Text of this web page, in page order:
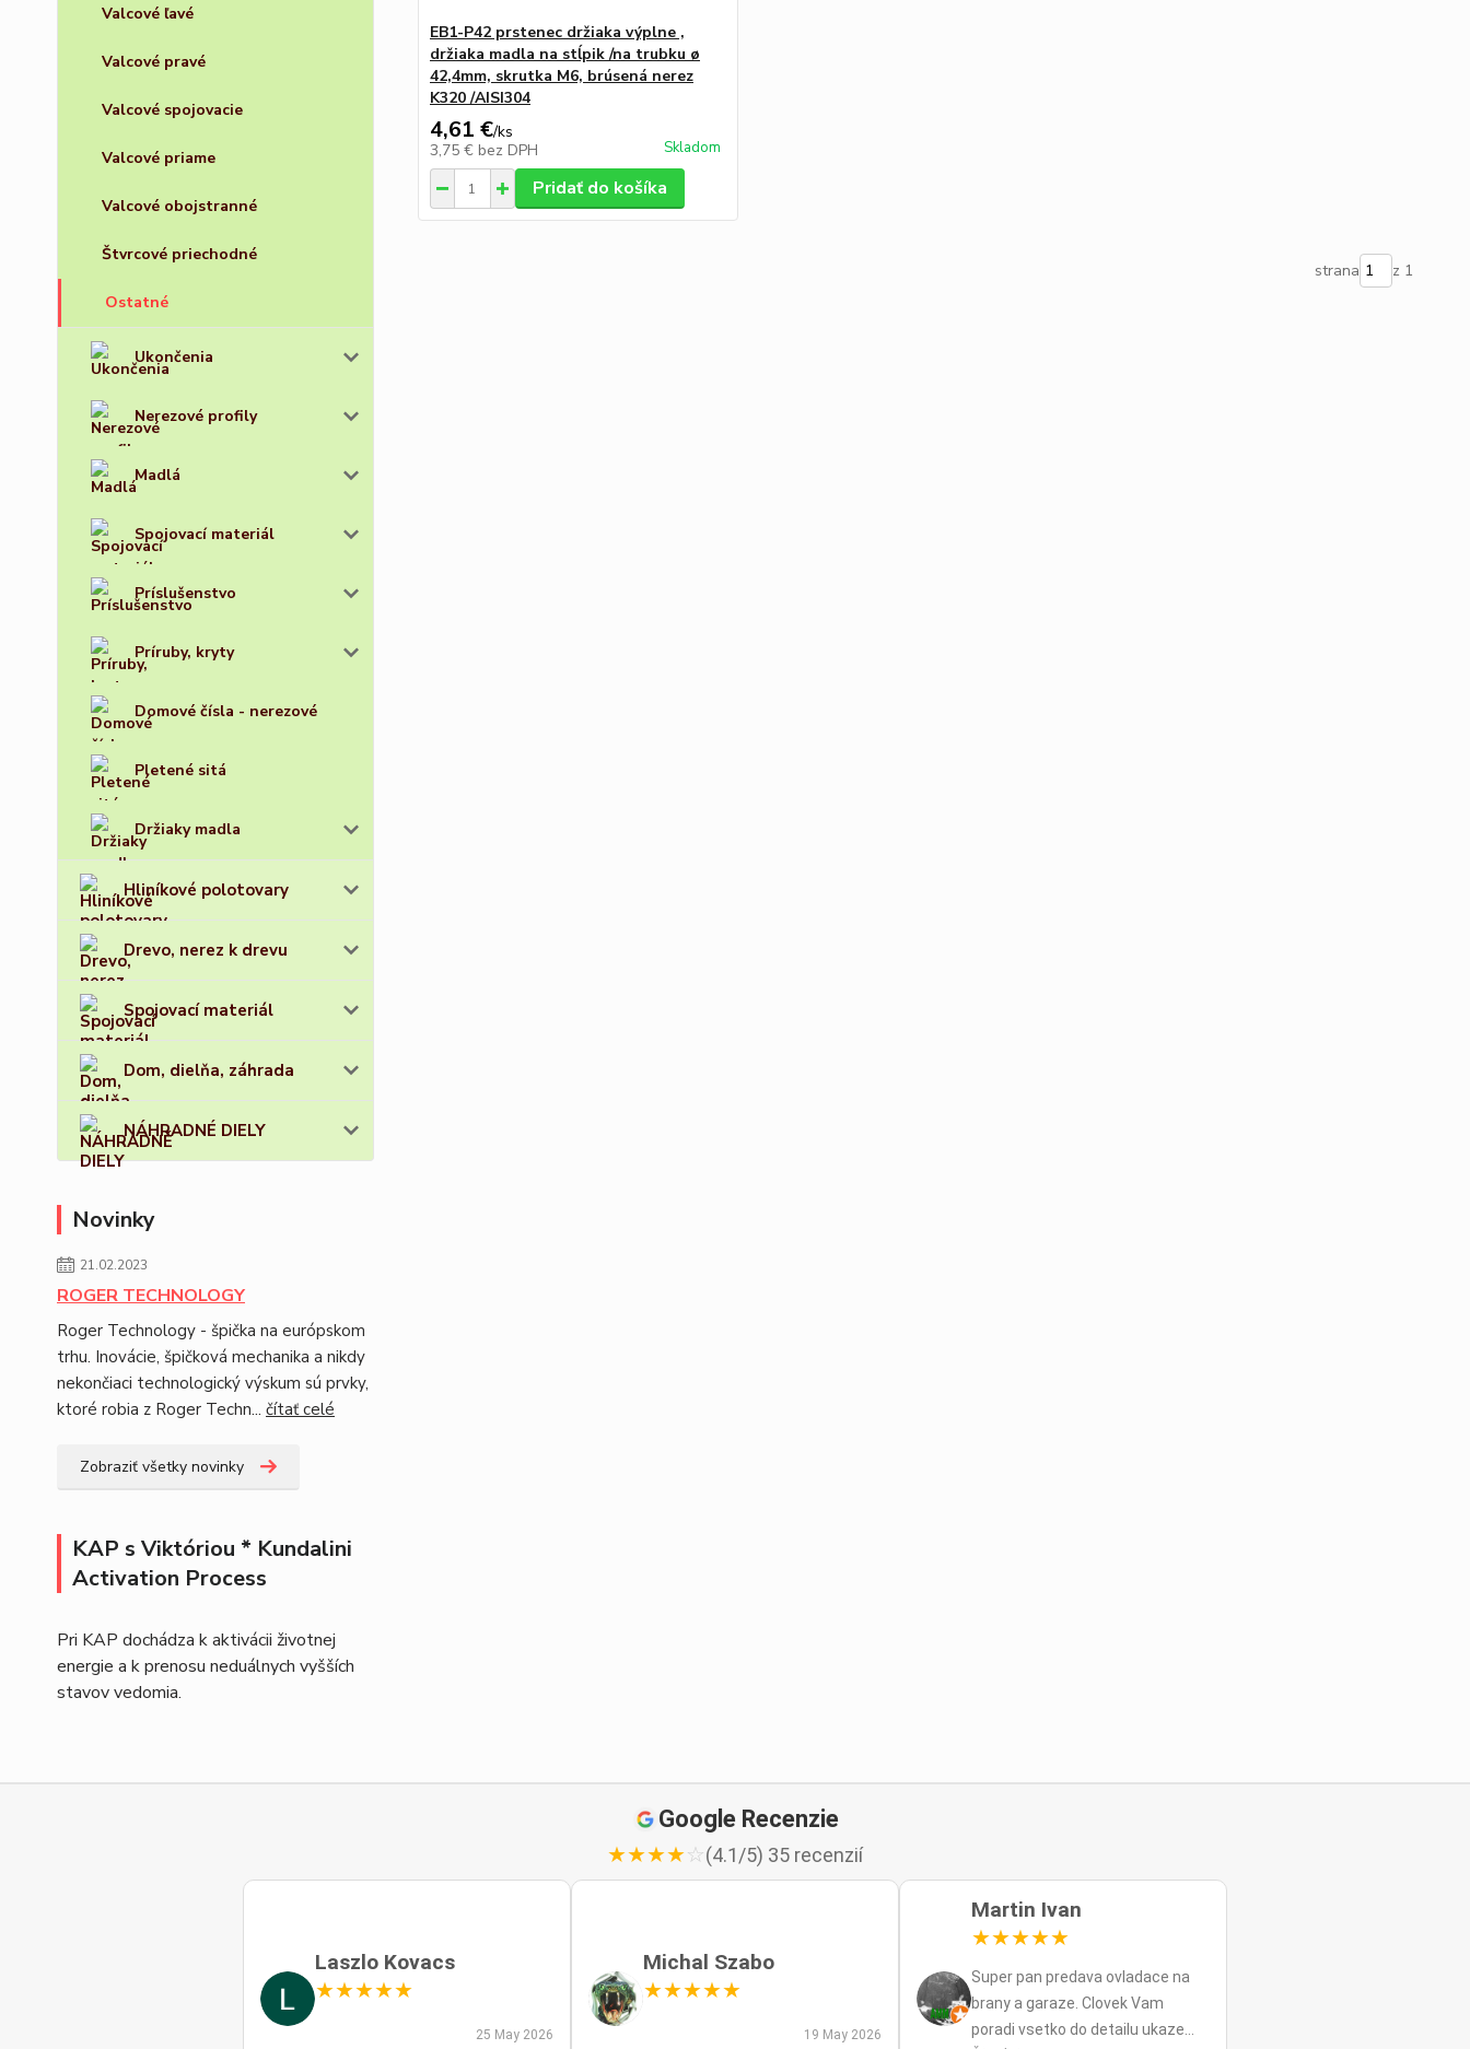
Valcové ľavé
Valcové pravé
Valcové spojovacie
Valcové priame
Valcové obojstranné
Štvrcové priechodné
Ostatné
Ukončenia
Nerezové profily
Madlá
Spojovací materiál
Príslušenstvo
Príruby, kryty
Domové čísla - nerezové
Pletené sitá
Držiaky madla
Hliníkové polotovary
Drevo, nerez k drevu
Spojovací materiál
Dom, dielňa, záhrada
NÁHRADNÉ DIELY
Novinky
21.02.2023
ROGER TECHNOLOGY
Roger Technology - špička na európskom
trhu. Inovácie, špičková mechanika a nikdy
nekončiaci technologický výskum sú prvky,
ktoré robia z Roger Techn... čítať celé
Zobraziť všetky novinky
KAP s Viktóriou * Kundalini
Activation Process
Pri KAP dochádza k aktivácii životnej
energie a k prenosu neduálnych vyšších
stavov vedomia.
EB1-P42 prstenec držiaka výplne ,
držiaka madla na stĺpik /na trubku ø
42,4mm, skrutka M6, brúsená nerez
K320 /AISI304
4,61 €/ks
3,75 € bez DPH Skladom
Pridať do košíka
strana z 1
Google Recenzie
★★★★☆(4.1/5) 35 recenzií
Laszlo Kovacs
★★★★★
25 May 2026
Michal Szabo
★★★★★
19 May 2026
Martin Ivan
★★★★★
Super pan predava ovladace na
brany a garaze. Clovek Vam
poradi vsetko do detailu ukaze